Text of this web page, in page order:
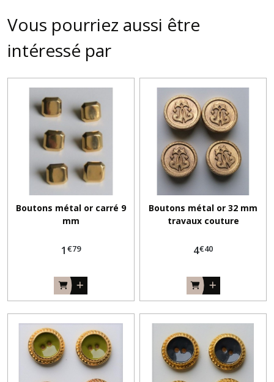
Vous pourriez aussi être
intéressé par
Boutons métal or carré 9
mm
1 €79
Boutons métal or 32 mm
travaux couture
4€40